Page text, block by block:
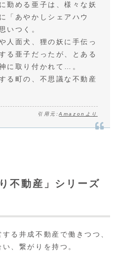
勤める亜子は、様々な妖
「あやかしシェアハウ
いつく。
人面犬、狸の妖に手伝っ
る亜子だったが、とある
に取り付かれて…。
る町の、不思議な不動産
引用元:Amazonより
不動産」シリーズ
る井成不動産で働きつつ、
、繋がりを持つ。